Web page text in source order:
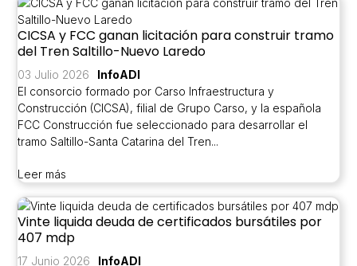
CICSA y FCC ganan licitación para construir tramo
del Tren Saltillo-Nuevo Laredo
03 Julio 2026
InfoADI
El consorcio formado por Carso Infraestructura y
Construcción (CICSA), filial de Grupo Carso, y la española
FCC Construcción fue seleccionado para desarrollar el
tramo Saltillo-Santa Catarina del Tren...
Leer más
Vinte liquida deuda de certificados bursátiles por
407 mdp
17 Junio 2026 InfoADI